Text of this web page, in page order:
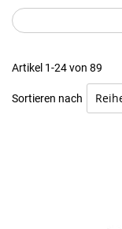
Artikel 1-24von 89
Sortieren nach